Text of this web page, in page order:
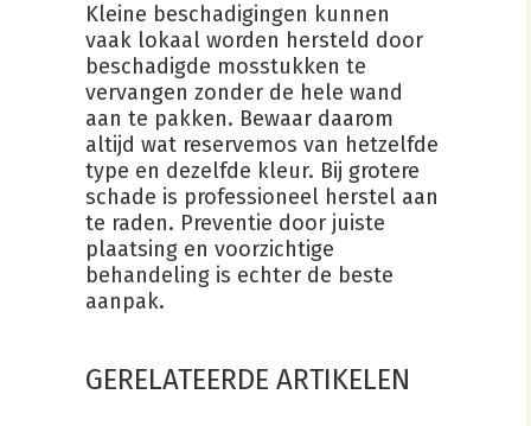
Kleine beschadigingen kunnen
vaak lokaal worden hersteld door
beschadigde mosstukken te
vervangen zonder de hele wand
aan te pakken. Bewaar daarom
altijd wat reservemos van hetzelfde
type en dezelfde kleur. Bij grotere
schade is professioneel herstel aan
te raden. Preventie door juiste
plaatsing en voorzichtige
behandeling is echter de beste
aanpak.
GERELATEERDE ARTIKELEN